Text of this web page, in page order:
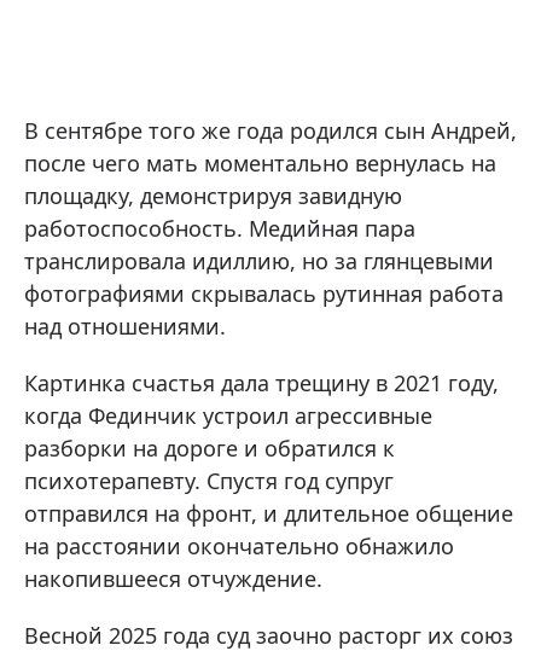
В сентябре того же года родился сын Андрей,
после чего мать моментально вернулась на
площадку, демонстрируя завидную
работоспособность. Медийная пара
транслировала идиллию, но за глянцевыми
фотографиями скрывалась рутинная работа
над отношениями.
Картинка счастья дала трещину в 2021 году,
когда Фединчик устроил агрессивные
разборки на дороге и обратился к
психотерапевту. Спустя год супруг
отправился на фронт, и длительное общение
на расстоянии окончательно обнажило
накопившееся отчуждение.
Весной 2025 года суд заочно расторг их союз